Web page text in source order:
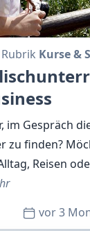
Kurse &
im Gespräch
zu finden?
Reisen
vor 3